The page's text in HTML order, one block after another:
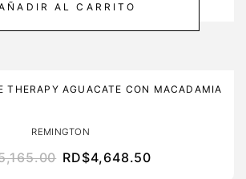
AL CARRITO
THERAPY AGUACATE CON MACADAMIA
REMINGTON
RD$4,648.50